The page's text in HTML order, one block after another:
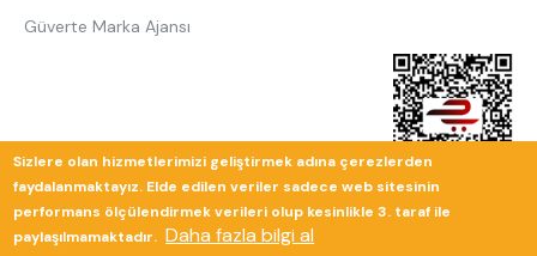
Güverte Marka Ajansı
Sizlere olan hizmetlerimizi geliştirmek adına çerezlerden
faydalanmaktayız. Elde edilen veriler sadece web sitesinin
performans ölçülendirmek verileri olup kesinlikle 3. taraf ile
paylaşılmamaktadır. Daha fazla bilgi al